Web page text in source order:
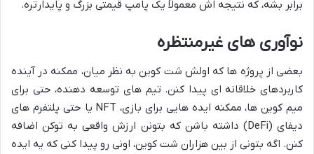
برابر بشه، که نتیجه اش معمولاً یک پامپ قیمتی بزرگ و پایدارتره.
نوآوری های غیرمنتظره
بعضی از پروژه ها که اولش شت کوین به نظر میان، ممکنه در آینده
کاربردهای خلاقانه ای پیدا کنن. تیم های توسعه دهنده، حتی برای
میم کوین ها، ممکنه ایده هایی برای بازی، NFT یا حتی پلتفرم های
دیفای (DeFi) داشته باشن که بتونن ارزش واقعی به توکن اضافه
کنن. اگه بتونی از بین هزاران شت کوین، اونی رو پیدا کنی که یه ایده